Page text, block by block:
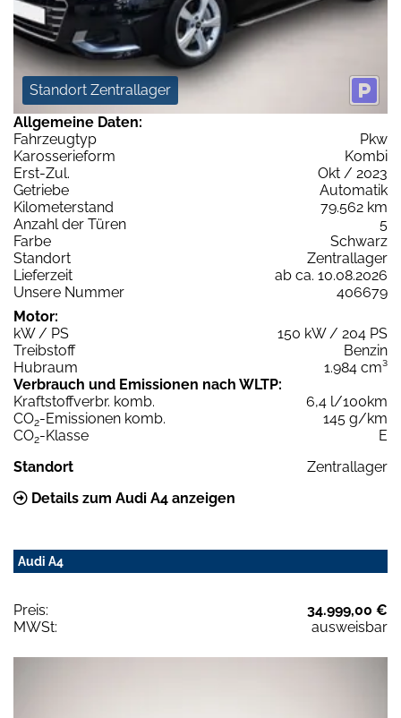
Standort Zentrallager
Allgemeine Daten:
Fahrzeugtyp
Pkw
Karosserieform
Kombi
Erst-Zul.
Okt / 2023
Getriebe
Automatik
Kilometerstand
79.562 km
Anzahl der Türen
5
Farbe
Schwarz
Standort
Zentrallager
Lieferzeit
ab ca. 10.08.2026
Unsere Nummer
406679
Motor:
kW / PS
150 kW / 204 PS
Treibstoff
Benzin
Hubraum
1.984 cm³
Verbrauch und Emissionen nach WLTP:
Kraftstoffverbr. komb.
6,4 l/100km
CO2-Emissionen komb.
145 g/km
CO2-Klasse
E
Standort
Zentrallager
Details zum Audi A4 anzeigen
Audi A4
Preis:
34.999,00 €
MWSt:
ausweisbar